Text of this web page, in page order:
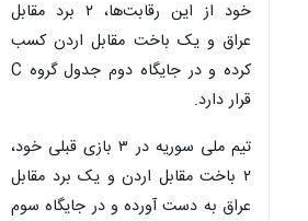
خود از این رقابت‌ها، ۲ برد مقابل
عراق و یک باخت مقابل اردن کسب
کرده و در جایگاه دوم جدول گروه C
قرار دارد.
تیم ملی سوریه در ۳ بازی قبلی خود،
۲ باخت مقابل اردن و یک برد مقابل
عراق به دست آورده و در جایگاه سوم